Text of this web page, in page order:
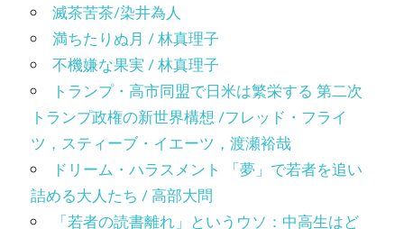
滅茶苦茶/染井為人
満ちたりぬ月 / 林真理子
不機嫌な果実 / 林真理子
トランプ・高市同盟で日米は繁栄する 第二次
トランプ政権の新世界構想 /フレッド・フライ
ツ，スティーブ・イエーツ，渡瀬裕哉
ドリーム・ハラスメント 「夢」で若者を追い
詰める大人たち / 高部大問
「若者の読書離れ」というウソ：中高生はど